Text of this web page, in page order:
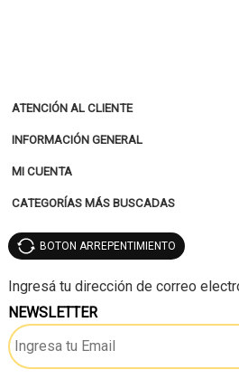
ATENCIÓN AL CLIENTE
INFORMACIÓN GENERAL
MI CUENTA
CATEGORÍAS MÁS BUSCADAS
BOTON ARREPENTIMIENTO
NEWSLETTER